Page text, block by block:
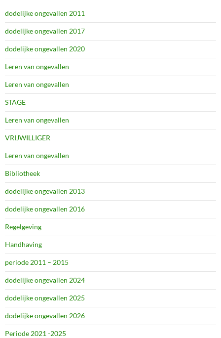
dodelijke ongevallen 2011
dodelijke ongevallen 2017
dodelijke ongevallen 2020
Leren van ongevallen
Leren van ongevallen
STAGE
Leren van ongevallen
VRIJWILLIGER
Leren van ongevallen
Bibliotheek
dodelijke ongevallen 2013
dodelijke ongevallen 2016
Regelgeving
Handhaving
periode 2011 – 2015
dodelijke ongevallen 2024
dodelijke ongevallen 2025
dodelijke ongevallen 2026
Periode 2021 -2025